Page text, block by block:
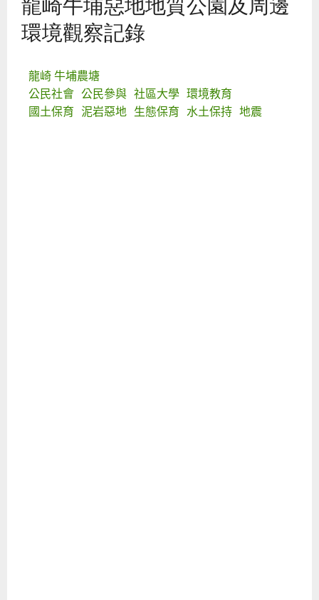
環境觀察記錄
龍崎 牛埔農塘
公民社會 公民參與 社區大學 環境教育
國土保育 泥岩惡地 生態保育 水土保持 地震